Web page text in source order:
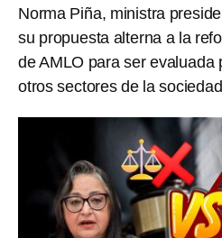
Norma Piña, ministra
su propuesta alterna a la
de AMLO para ser evaluada
otros sectores de la